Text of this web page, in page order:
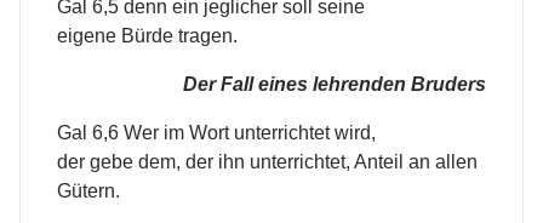
Gal 6,5 denn ein jeglicher soll seine
eigene Bürde tragen.
Der Fall eines lehrenden Bruders
Gal 6,6 Wer im Wort unterrichtet wird,
der gebe dem, der ihn unterrichtet, Anteil an allen
Gütern.